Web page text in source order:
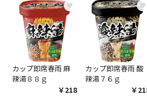
♥
カップ即席春雨 麻
辣湯８８ｇ
￥218
♥
カップ即席春雨 酸
辣湯７６ｇ
￥